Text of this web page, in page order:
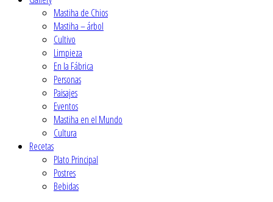
Mastiha de Chios
Mastiha – árbol
Cultivo
Limpieza
En la Fábrica
Personas
Paisajes
Eventos
Mastiha en el Mundo
Cultura
Recetas
Plato Principal
Postres
Βebidas